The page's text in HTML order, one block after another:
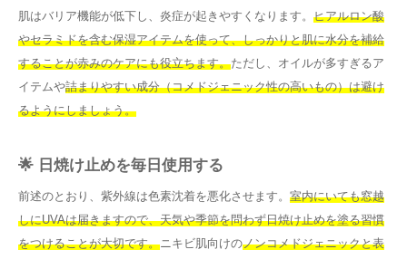
肌はバリア機能が低下し、炎症が起きやすくなります。 ヒアルロン酸
やセラミドを含む保湿アイテムを使って、しっかりと肌に水分を補給
することが赤みのケアにも役立ちます。ただし、オイルが多すぎるア
イテムや詰まりやすい成分（コメドジェニック性の高いもの）は避け
るようにしましょう。
🌟 日焼け止めを毎日使用する
前述のとおり、紫外線は色素沈着を悪化させます。 室内にいても窓越
しにUVAは届きますので、天気や季節を問わず日焼け止めを塗る習慣
をつけることが大切です。ニキビ肌向けのノンコメドジェニックと表